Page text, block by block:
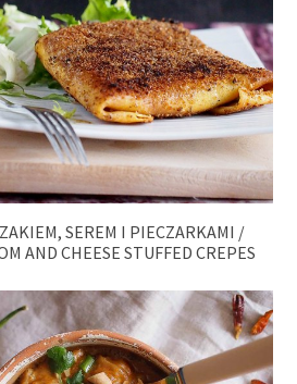
SEREM I PIECZARKAMI /
AND CHEESE STUFFED CREPES